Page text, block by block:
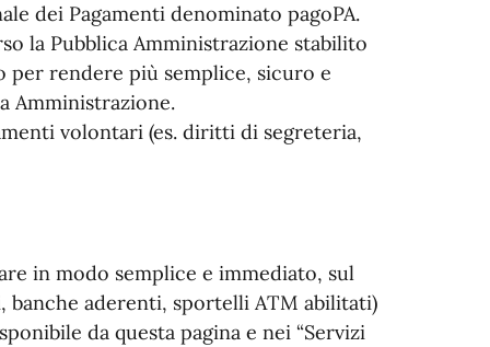
dei Pagamenti denominato pagoPA.
la Pubblica Amministrazione stabilito
per rendere più semplice, sicuro e
Amministrazione.
volontari (es. diritti di segreteria,
in modo semplice e immediato, sul
aderenti, sportelli ATM abilitati)
da questa pagina e nei “Servizi